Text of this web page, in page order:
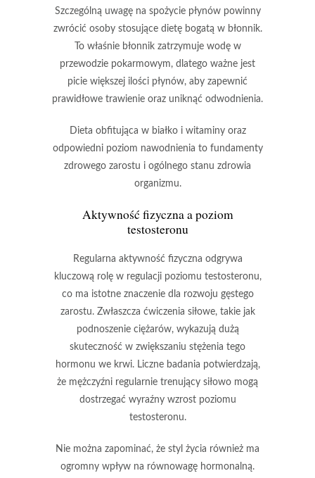
Szczególną uwagęna spożycie płynów powinny
zwrócić osoby stosujące dietę bogatą w błonnik.
To właśnie błonnik zatrzymuje wodę w
przewodzie pokarmowym, dlatego ważne jest
picie większej ilości płynów, aby zapewnić
prawidłowe trawienie oraz uniknąć odwodnienia.
Dieta obfitująca w białkoi witaminy oraz
odpowiedni poziom nawodnienia to fundamenty
zdrowego zarostu i ogólnego stanu zdrowia
organizmu.
Aktywność fizyczna a poziom
testosteronu
Regularna aktywność fizyczna odgrywa
kluczową rolę w regulacji poziomu testosteronu,
co ma istotne znaczenie dla rozwoju gęstego
zarostu. Zwłaszcza ćwiczenia siłowe, takie jak
podnoszenie ciężarów, wykazują dużą
skuteczność w zwiększaniu stężenia tego
hormonu we krwi. Liczne badania potwierdzają,
że mężczyźni regularnie trenujący siłowo mogą
dostrzegać wyraźny wzrost poziomu
testosteronu.
Nie można zapominać, że styl życia również ma
ogromny wpływ na równowagę hormonalną.